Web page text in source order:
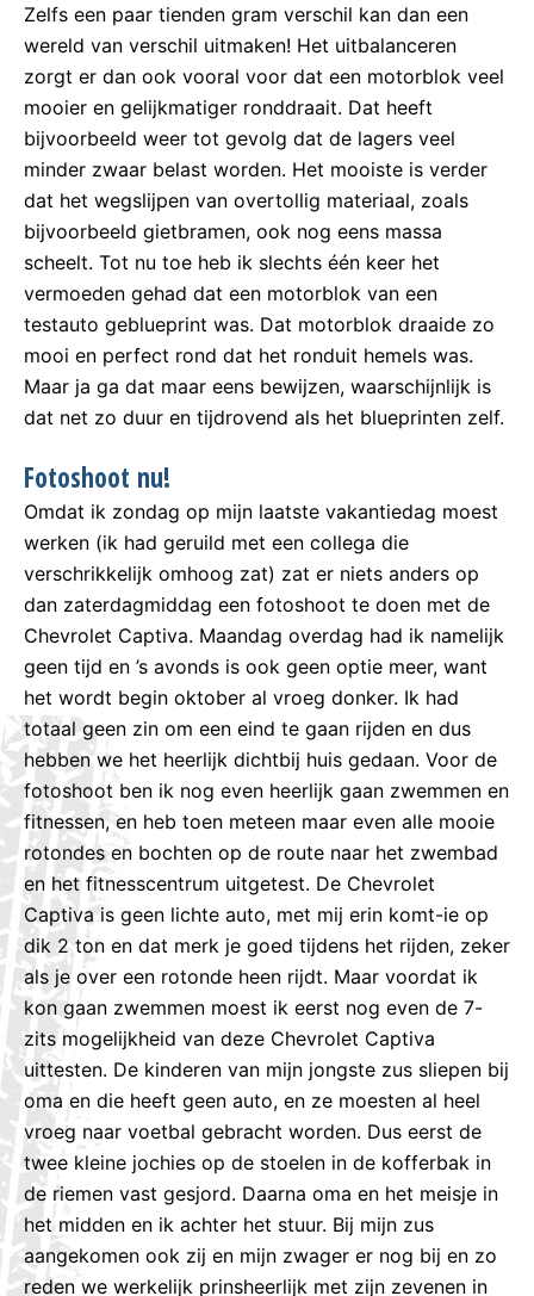
Zelfs een paar tienden gram verschil kan dan een
wereld van verschil uitmaken! Het uitbalanceren
zorgt er dan ook vooral voor dat een motorblok veel
mooier en gelijkmatiger ronddraait. Dat heeft
bijvoorbeeld weer tot gevolg dat de lagers veel
minder zwaar belast worden. Het mooiste is verder
dat het wegslijpen van overtollig materiaal, zoals
bijvoorbeeld gietbramen, ook nog eens massa
scheelt. Tot nu toe heb ik slechts één keer het
vermoeden gehad dat een motorblok van een
testauto geblueprint was. Dat motorblok draaide zo
mooi en perfect rond dat het ronduit hemels was.
Maar ja ga dat maar eens bewijzen, waarschijnlijk is
dat net zo duur en tijdrovend als het blueprinten zelf.
Fotoshoot nu!
Omdat ik zondag op mijn laatste vakantiedag moest
werken (ik had geruild met een collega die
verschrikkelijk omhoog zat) zat er niets anders op
dan zaterdagmiddag een fotoshoot te doen met de
Chevrolet Captiva. Maandag overdag had ik namelijk
geen tijd en ’s avonds is ook geen optie meer, want
het wordt begin oktober al vroeg donker. Ik had
totaal geen zin om een eind te gaan rijden en dus
hebben we het heerlijk dichtbij huis gedaan. Voor de
fotoshoot ben ik nog even heerlijk gaan zwemmen en
fitnessen, en heb toen meteen maar even alle mooie
rotondes en bochten op de route naar het zwembad
en het fitnesscentrum uitgetest. De Chevrolet
Captiva is geen lichte auto, met mij erin komt-ie op
dik 2 ton en dat merk je goed tijdens het rijden, zeker
als je over een rotonde heen rijdt. Maar voordat ik
kon gaan zwemmen moest ik eerst nog even de 7-
zits mogelijkheid van deze Chevrolet Captiva
uittesten. De kinderen van mijn jongste zus sliepen bij
oma en die heeft geen auto, en ze moesten al heel
vroeg naar voetbal gebracht worden. Dus eerst de
twee kleine jochies op de stoelen in de kofferbak in
de riemen vast gesjord. Daarna oma en het meisje in
het midden en ik achter het stuur. Bij mijn zus
aangekomen ook zij en mijn zwager er nog bij en zo
reden we werkelijk prinsheerlijk met zijn zevenen in